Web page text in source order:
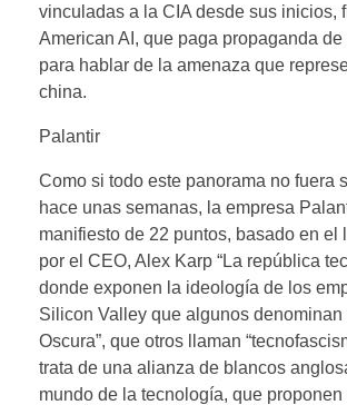
vinculadas a la CIA desde sus inicios,
American AI, que paga propaganda de
para hablar de la amenaza que
china.
Palantir
Como si todo este panorama no fuera
hace unas semanas, la empresa
manifiesto de 22 puntos, basado en el
por el CEO, Alex Karp “La república
donde exponen la ideología de los
Silicon Valley que algunos denominan
Oscura”, que otros llaman
trata de una alianza de blancos
mundo de la tecnología, que proponen